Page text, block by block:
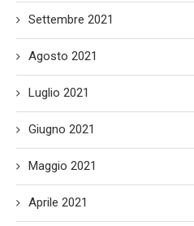
Settembre 2021
Agosto 2021
Luglio 2021
Giugno 2021
Maggio 2021
Aprile 2021